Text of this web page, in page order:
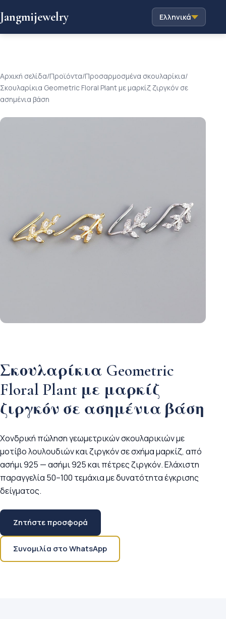
Jangmijewelry Ελληνικά
Αρχική σελίδα/Προϊόντα/Προσαρμοσμένα σκουλαρίκια/
Σκουλαρίκια Geometric Floral Plant με μαρκίζ ζιργκόν σε
ασημένια βάση
Σκουλαρίκια Geometric
Floral Plant με μαρκίζ
ζιργκόν σε ασημένια βάση
Χονδρική πώληση γεωμετρικών σκουλαρικιών με
μοτίβο λουλουδιών και ζιργκόν σε σχήμα μαρκίζ, από
ασήμι 925 — ασήμι 925 και πέτρες ζιργκόν. Ελάχιστη
παραγγελία 50–100 τεμάχια με δυνατότητα έγκρισης
δείγματος.
Ζητήστε προσφορά
Συνομιλία στο WhatsApp